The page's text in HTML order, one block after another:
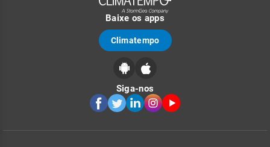
Baixe os apps
Climatempo
Siga-nos